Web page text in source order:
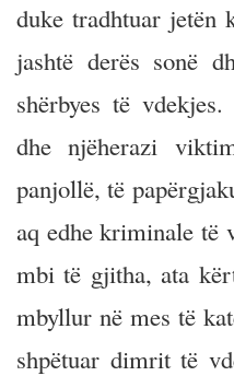
duke tradhtuar jetën
jashtë derës sonë
shërbyes të
dhe njëherazi
panjollë, të
aq edhe kriminale të
mbi të gjitha, ata
mbyllur në mes të
shpëtuar dimrit të